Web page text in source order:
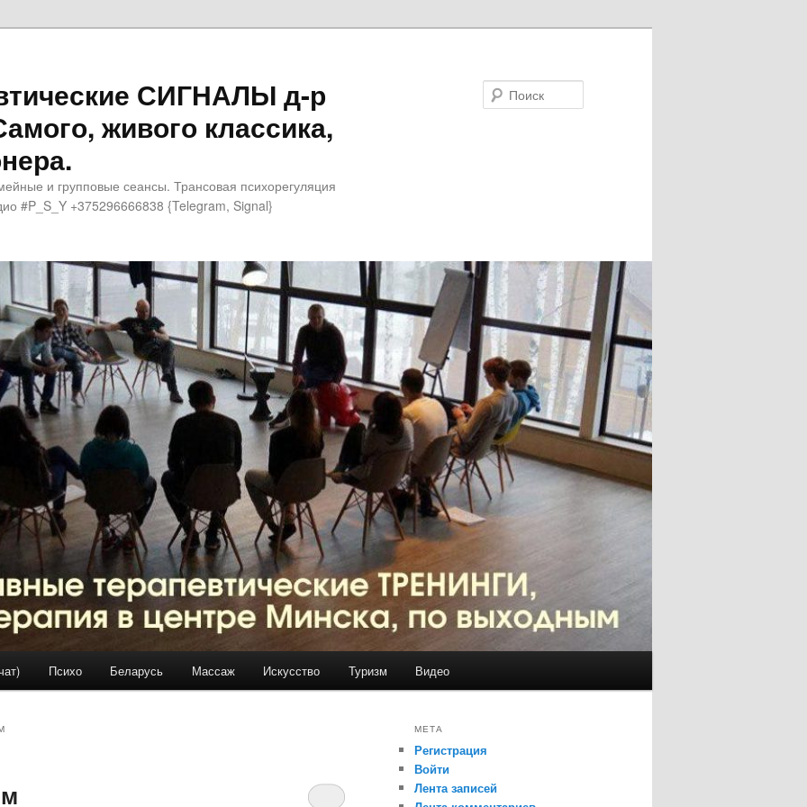
СИГНАЛЫ д-р
живого классика,
и групповые сеансы. Трансовая психорегуляция
#P_S_Y +375296666838 {Telegram, Signal}
Психо Беларусь Массаж Искусство Туризм Видео
МЕТА
Регистрация
Войти
Лента записей